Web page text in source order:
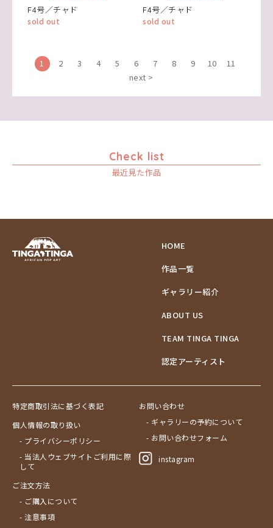
F4号／チャド
sold out
F4号／チャド
sold out
1 2 3 4 5 6 7 8 9 10
11
next >
Check list
最近見た作品
HOME
作品一覧
ギャラリー紹介
ABOUT US
TEAM TINGA TINGA
認定アーティスト
特定商取引法に基づく表記
個人情報の取り扱い
- プライバシーポリシー
- 当法人ウェブサイトご利用に際
して
ご注文方法
- ご購入について
- 注意事項
お問い合わせ
- ギャラリーの予約について
- お問い合わせフォーム
instagram